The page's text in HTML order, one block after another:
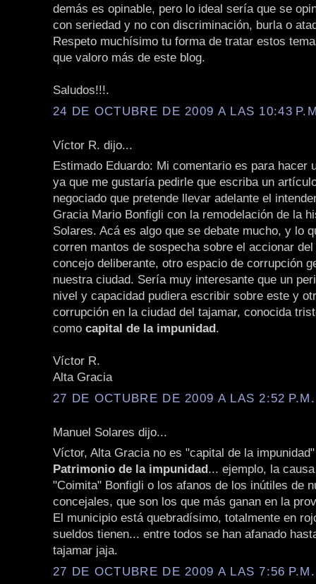
demás es opinable, pero lo ideal sería que se
con seriedad y no con discriminación, burla o
Respeto muchísimo tu forma de tratar estos
que valoro más de este blog.
Saludos!!!.
24 DE OCTUBRE DE 2009 A LAS 10:43
Víctor R. dijo...
Estimado Eduardo: Mi comentario es para hacer
ya que me gustaría pedirle que escriba un
negociado que pretende llevar adelante el
Gracia Mario Bonfigli con la remodelación de la
Solares. Acá es algo que se debate mucho, y lo
corren mantos de sospecha sobre el accionar
concejo deliberante, otro espacio de corrupción
nuestra ciudad. Sería muy interesante que un
nivel y capacidad pudiera escribir sobre este y
corrupción en la ciudad del tajamar, conocida
como capital de la impunidad.
Víctor R.
Alta Gracia
27 DE OCTUBRE DE 2009 A LAS 2:52 P.M.
Manuel Solares dijo...
Víctor, Alta Gracia no es "capital de la
Patrimonio de la impunidad... ejemplo, la
"Coimita" Bonfigli o los afanos de los inútiles de
concejales, que son los que más ganan en la
El municipio está quebradísimo, totalmente en
sueldos tienen... entre todos se han afanado
tajamar jaja.
27 DE OCTUBRE DE 2009 A LAS 7:56 P.M.